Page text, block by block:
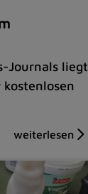
Journals liegt